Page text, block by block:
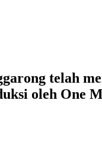
telah
oleh One